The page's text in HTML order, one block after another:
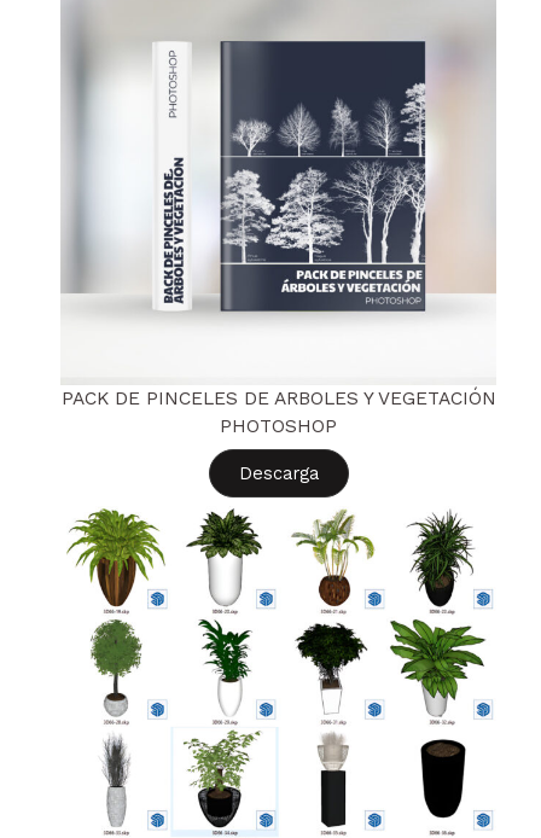
PACK DE PINCELES DE ARBOLES Y VEGETACIÓN
PHOTOSHOP
Descarga